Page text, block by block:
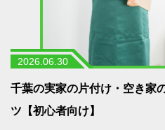
2026.06.30
千葉の実家の片付け・空き家
ツ【初心者向け】